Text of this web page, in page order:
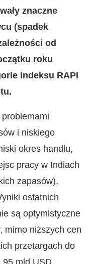
znaczne
(spadek
od
roku
indeksu RAPI
i niskiego
okres handlu,
pracy w Indiach
zapasów),
ostatnich
są optymistyczne
mimo niższych cen
przetargach do
mld USD.